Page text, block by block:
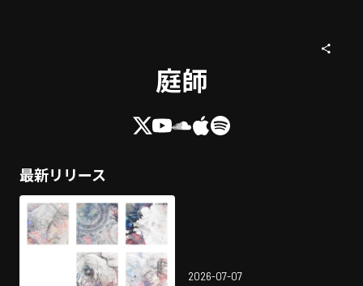
庭師
最新リリース
2026-07-07